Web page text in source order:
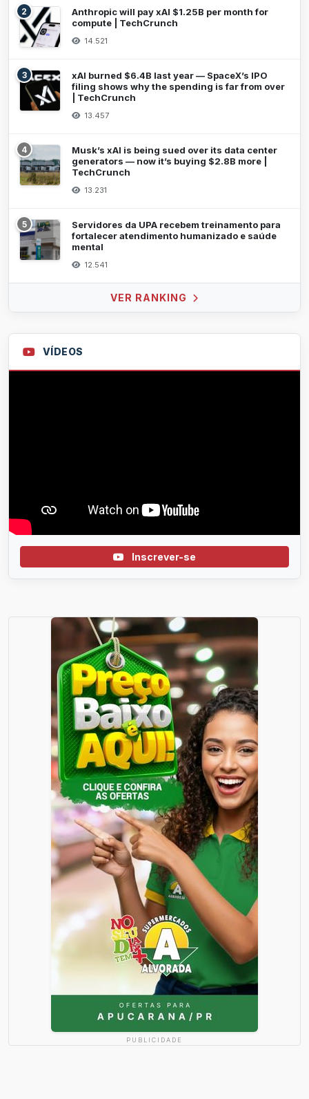
2
Anthropic will pay xAI $1.25B per month for
compute | TechCrunch
14.521
3
xAI burned $6.4B last year — SpaceX’s IPO
filing shows why the spending is far from over
| TechCrunch
13.457
4
Musk’s xAI is being sued over its data center
generators — now it’s buying $2.8B more |
TechCrunch
13.231
5
Servidores da UPA recebem treinamento para
fortalecer atendimento humanizado e saúde
mental
12.541
VER RANKING
VÍDEOS
Inscrever-se
PUBLICIDADE